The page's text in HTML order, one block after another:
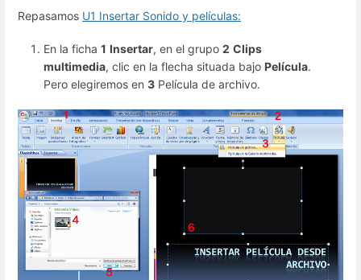
Repasamos U1 Insertar Sonido y películas:
En la ficha 1 Insertar, en el grupo 2 Clips
multimedia, clic en la flecha situada bajo Película.
Pero elegiremos en 3 Película de archivo.